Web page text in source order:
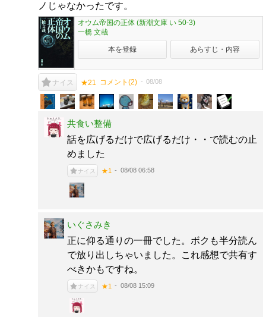
ノじゃなかったです。
オウム帝国の正体 (新潮文庫 い 50-3)
一橋 文哉
本を登録 あらすじ・内容
ナイス ★21 コメント(2) 08/08
共食い整備
話を広げるだけで広げるだけ・・で読むの止
めました
ナイス ★1 08/08 06:58
いぐさみき
正に仰る通りの一冊でした。ボクも半分読ん
で放り出しちゃいました。これ感想で共有す
べきかもですね。
ナイス ★1 08/08 15:09